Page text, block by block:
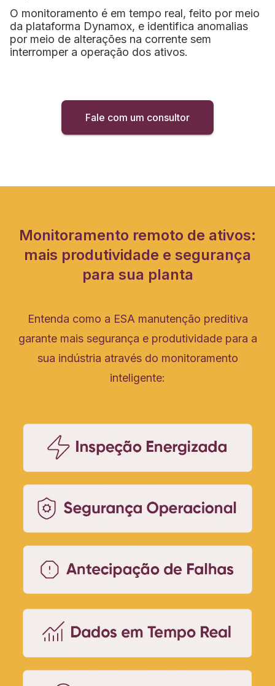
O monitoramento é em tempo real, feito por meio
da plataforma Dynamox, e identifica anomalias
por meio de alterações na corrente sem
interromper a operação dos ativos.
Fale com um consultor
Monitoramento remoto de ativos:
mais produtividade e segurança
para sua planta
Entenda como a ESA manutenção preditiva
garante mais segurança e produtividade para a
sua indústria através do monitoramento
inteligente: